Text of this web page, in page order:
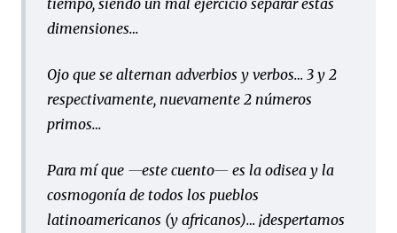
dimensiones…
Ojo que se alternan adverbios y verbos… 3 y 2
respectivamente, nuevamente 2 números
primos…
Para mí que —este cuento— es la odisea y la
cosmogonía de todos los pueblos
latinoamericanos (y africanos)… ¡despertamos